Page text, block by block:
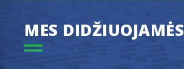
MES DIDŽIUOJAMĖS